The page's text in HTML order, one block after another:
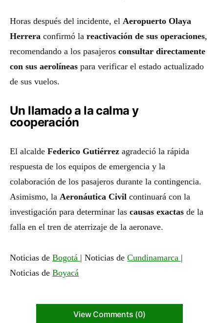
Horas después del incidente, el Aeropuerto Olaya
Herrera confirmó la reactivación de sus operaciones,
recomendando a los pasajeros consultar directamente
con sus aerolíneas para verificar el estado actualizado
de sus vuelos.
Un llamado a la calma y
cooperación
El alcalde Federico Gutiérrez agradeció la rápida
respuesta de los equipos de emergencia y la
colaboración de los pasajeros durante la contingencia.
Asimismo, la Aeronáutica Civil continuará con la
investigación para determinar las causas exactas de la
falla en el tren de aterrizaje de la aeronave.
Noticias de Bogotá | Noticias de Cundinamarca |
Noticias de Boyacá
View Comments (0)